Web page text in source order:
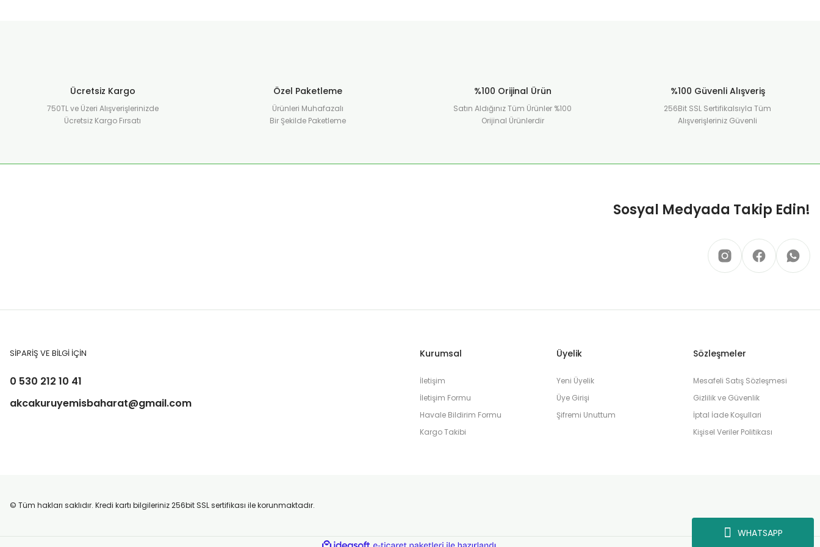
WHATSAPP
Ücretsiz Kargo
750TL ve Üzeri Alışverişlerinizde
Ücretsiz Kargo Fırsatı
Özel Paketleme
Ürünleri Muhafazalı
Bir Şekilde Paketleme
%100 Orijinal Ürün
Satın Aldığınız Tüm Ürünler %100
Orijinal Ürünlerdir
%100 Güvenli Alışveriş
256Bit SSL Sertifikalsıyla Tüm
Alışverişleriniz Güvenli
Sosyal Medyada Takip Edin!
SİPARİŞ VE BİLGİ İÇİN
0 530 212 10 41
akcakuruyemisbaharat@gmail.com
Kurumsal
İletişim
İletişim Formu
Havale Bildirim Formu
Kargo Takibi
Üyelik
Yeni Üyelik
Üye Girişi
Şifremi Unuttum
Sözleşmeler
Mesafeli Satış Sözleşmesi
Gizlilik ve Güvenlik
İptal İade Koşullari
Kişisel Veriler Politikası
© Tüm hakları saklıdır. Kredi kartı bilgileriniz 256bit SSL sertifikası ile korunmaktadır.